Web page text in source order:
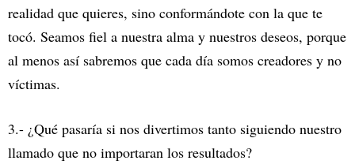
realidad que quieres, sino conformándote con la que te
tocó. Seamos fiel a nuestra alma y nuestros deseos, porque
al menos así sabremos que cada día somos creadores y no
víctimas.
3.- ¿Qué pasaría si nos divertimos tanto siguiendo nuestro
llamado que no importaran los resultados?